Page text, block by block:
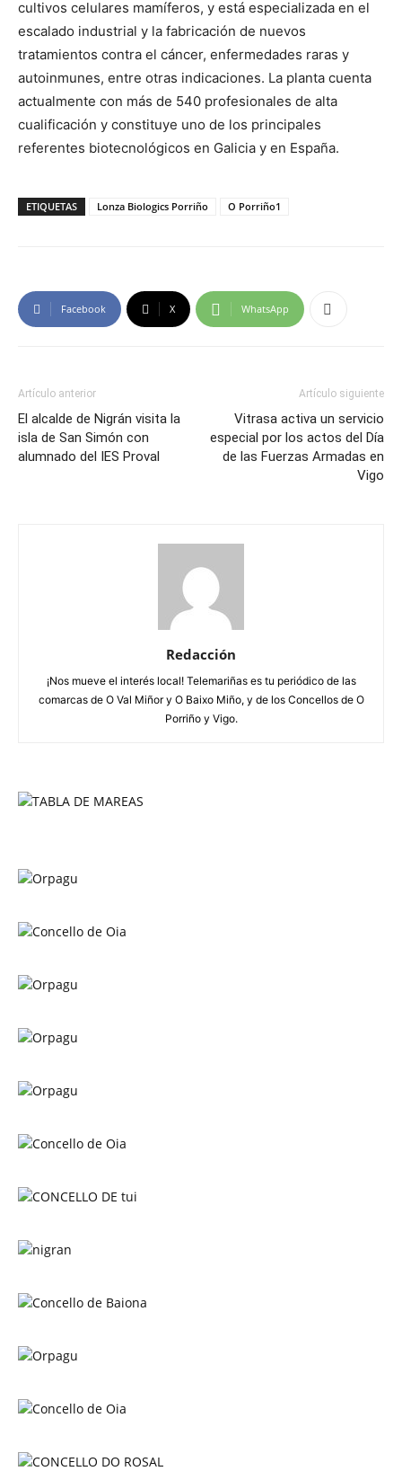
cultivos celulares mamíferos, y está especializada en el
escalado industrial y la fabricación de nuevos
tratamientos contra el cáncer, enfermedades raras y
autoinmunes, entre otras indicaciones. La planta cuenta
actualmente con más de 540 profesionales de alta
cualificación y constituye uno de los principales
referentes biotecnológicos en Galicia y en España.
ETIQUETAS Lonza Biologics Porriño O Porriño1
Facebook X WhatsApp
Artículo anterior
El alcalde de Nigrán visita la
isla de San Simón con
alumnado del IES Proval
Artículo siguiente
Vitrasa activa un servicio
especial por los actos del Día
de las Fuerzas Armadas en
Vigo
Redacción
¡Nos mueve el interés local! Telemariñas es tu periódico de las
comarcas de O Val Miñor y O Baixo Miño, y de los Concellos de O
Porriño y Vigo.